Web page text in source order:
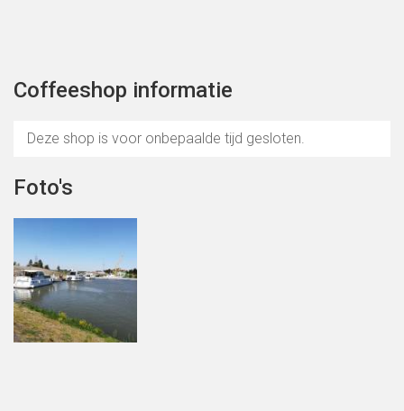
Coffeeshop informatie
Deze shop is voor onbepaalde tijd gesloten.
Foto's